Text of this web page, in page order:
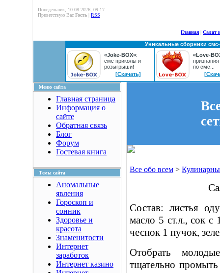
Понедельник, 10.08.2026, 09:17
Приветствую Вас Гость | RSS
Главная | Салат
Уникальные сборники
«Joke-BOX»:
смс приколы и
розыгрыши!
[Скачать]
«Love-
по смс...
Меню сайта
Главная страница
Информация о
сайте
Обратная связь
Блог
Форум
Гостевая книга
Темы сайта
Аномальные
явления
Гороскоп и
сонник
Здоровье и
красота
Знаменитости
Интернет
заработок
Интернет казино
Все обо всем >
Состав: листья
масло 5 ст.л., сок с
чеснок 1 пучок,
Отобрать
тщательно